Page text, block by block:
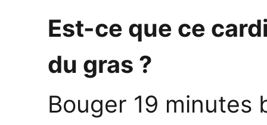
Est-ce que ce
du gras ?
Bouger 19 minutes